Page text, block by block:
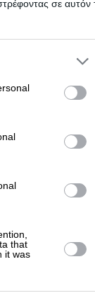
σε αυτόν
more Google
but not limited to
data for below
that
it was